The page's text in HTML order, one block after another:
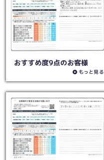
おすすめ度9点のお客様
もっと見る